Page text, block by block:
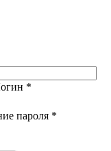
*
пароля *